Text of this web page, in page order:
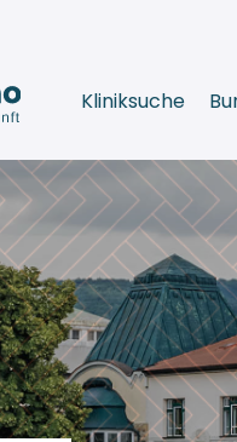
Kliniksuche